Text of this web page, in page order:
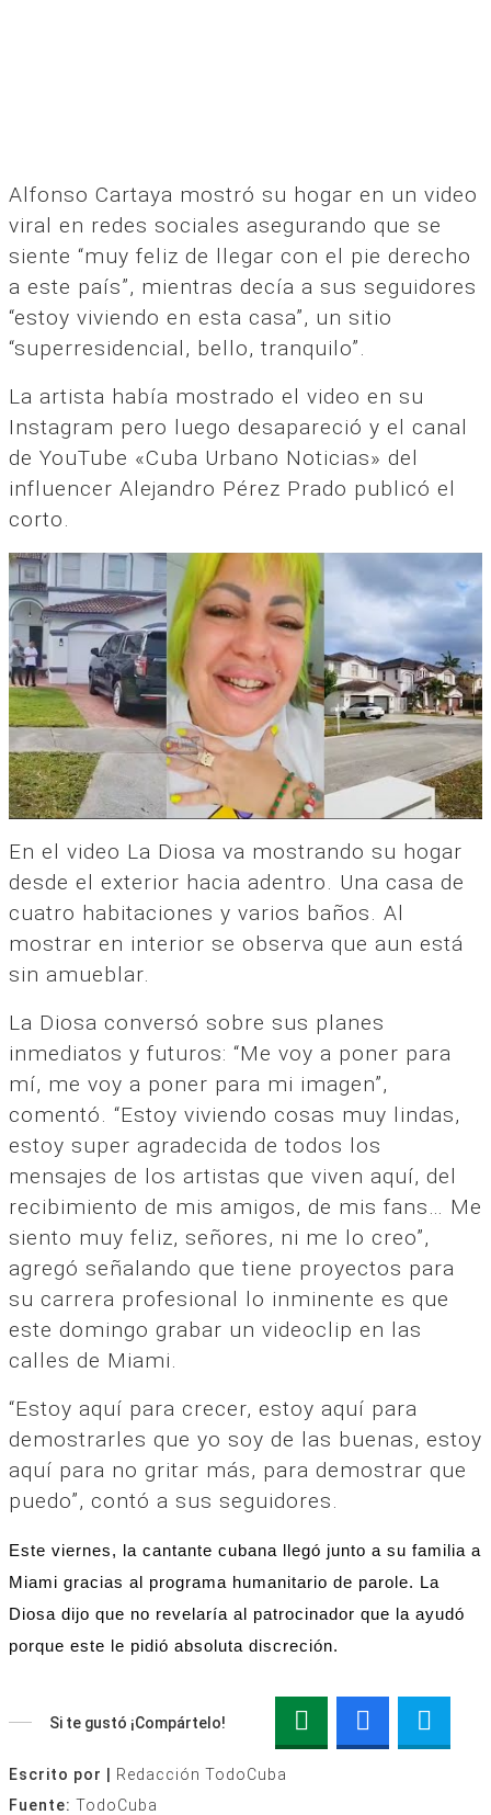
Alfonso Cartaya mostró su hogar en un video
viral en redes sociales asegurando que se
siente “muy feliz de llegar con el pie derecho
a este país”, mientras decía a sus seguidores
“estoy viviendo en esta casa”, un sitio
“superresidencial, bello, tranquilo”.
La artista había mostrado el video en su
Instagram pero luego desapareció y el canal
de YouTube «Cuba Urbano Noticias» del
influencer Alejandro Pérez Prado publicó el
corto.
En el video La Diosa va mostrando su hogar
desde el exterior hacia adentro. Una casa de
cuatro habitaciones y varios baños. Al
mostrar en interior se observa que aun está
sin amueblar.
La Diosa conversó sobre sus planes
inmediatos y futuros: “Me voy a poner para
mí, me voy a poner para mi imagen”,
comentó. “Estoy viviendo cosas muy lindas,
estoy super agradecida de todos los
mensajes de los artistas que viven aquí, del
recibimiento de mis amigos, de mis fans… Me
siento muy feliz, señores, ni me lo creo”,
agregó señalando que tiene proyectos para
su carrera profesional lo inminente es que
este domingo grabar un videoclip en las
calles de Miami.
“Estoy aquí para crecer, estoy aquí para
demostrarles que yo soy de las buenas, estoy
aquí para no gritar más, para demostrar que
puedo”, contó a sus seguidores.
Este viernes, la cantante cubana llegó junto a su familia a
Miami gracias al programa humanitario de parole. La
Diosa dijo que no revelaría al patrocinador que la ayudó
porque este le pidió absoluta discreción.
Si te gustó ¡Compártelo!
Escrito por |
Redacción TodoCuba
Fuente: TodoCuba